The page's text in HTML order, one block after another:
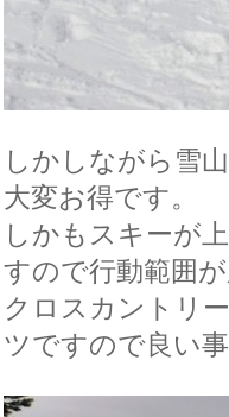
しかしながら雪
大変お得です。
しかもスキーが
すので行動範囲
クロスカントリ
ツですので良い